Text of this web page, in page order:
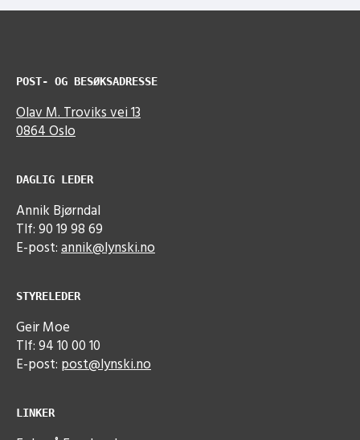
POST- OG BESØKSADRESSE
Olav M. Troviks vei 13
0864 Oslo
DAGLIG LEDER
Annik Bjørndal
Tlf: 90 19 98 69
E-post:annik@lynski.no
STYRELEDER
Geir Moe
Tlf: 94 10 00 10
E-post: post@lynski.no
LINKER